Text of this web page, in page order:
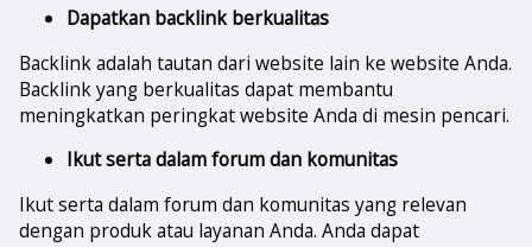
Dapatkan backlink berkualitas
Backlink adalah tautan dari website lain ke website Anda.
Backlink yang berkualitas dapat membantu
meningkatkan peringkat website Anda di mesin pencari.
Ikut serta dalam forum dan komunitas
Ikut serta dalam forum dan komunitas yang relevan
dengan produk atau layanan Anda. Anda dapat